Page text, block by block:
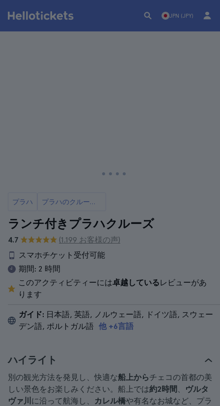
JPN (JPY)
プラハ プラハのクルーズとボートツアー
ランチ付きプラハクルーズ
4.7
(1.199 お客様の声)
スマホチケット受付可能
期間: 2 時間
このアクティビティーには卓越しているレビューがあ
ります
ガイド: 日本語, 英語, ノルウェー語, ドイツ語, スウェー
デン語, ポルトガル語 他 +6言語
ハイライト
別の観光方法を発見し、快適な船上からチェコの首都の美
しい景色をお楽しみください。船上では約2時間 、
ヴルタ
ヴァ川 に沿って航海し、 カレル橋や有名なお城など、プラ